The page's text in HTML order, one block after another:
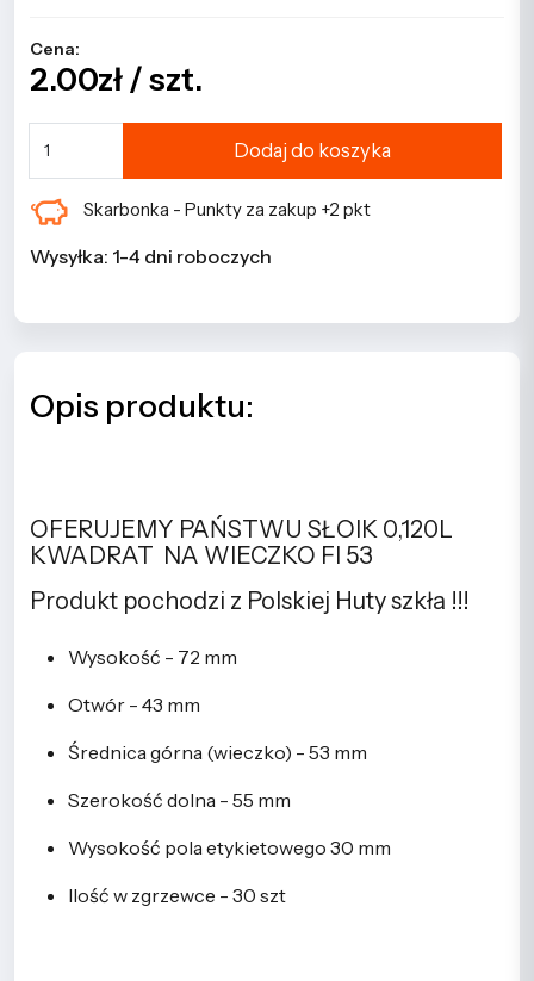
Cena:
2.00zł / szt.
Dodaj do koszyka
Skarbonka - Punkty za zakup +2 pkt
Wysyłka: 1-4 dni roboczych
Opis produktu:
OFERUJEMY PAŃSTWU SŁOIK 0,120L
KWADRAT NA WIECZKO FI 53
Produkt pochodzi z Polskiej Huty szkła !!!
Wysokość - 72 mm
Otwór - 43 mm
Średnica górna (wieczko) - 53 mm
Szerokość dolna - 55 mm
Wysokość pola etykietowego 30 mm
Ilość w zgrzewce - 30 szt